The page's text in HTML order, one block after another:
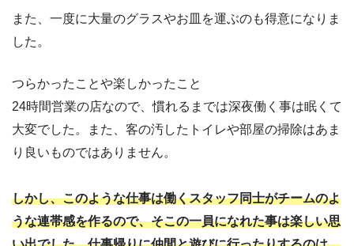
また、一度に大量のグラスやお皿を運ぶのも得意になりま
した。
つらかったことや楽しかったこと
24時間営業の店なので、慣れるまでは深夜働く事は眠くて
大変でした。また、客の汚したトイレや部屋の掃除はあま
り良いものではありません。
しかし、このような仕事は働くスタッフ同士がチームのよ
うな連帯感を作るので、そこの一員になれた事は楽しい思